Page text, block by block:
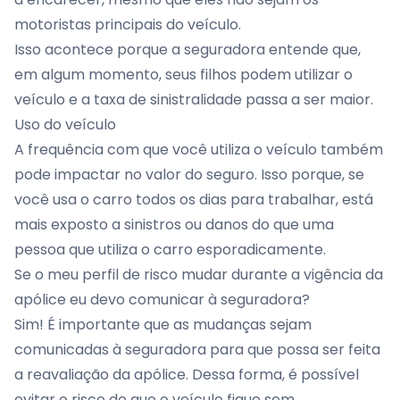
motoristas principais do veículo.
Isso acontece porque a seguradora entende que,
em algum momento, seus filhos podem utilizar o
veículo e a taxa de sinistralidade passa a ser maior.
Uso do veículo
A frequência com que você utiliza o veículo também
pode impactar no valor do seguro. Isso porque, se
você usa o carro todos os dias para trabalhar, está
mais exposto a sinistros ou danos do que uma
pessoa que utiliza o carro esporadicamente.
Se o meu perfil de risco mudar durante a vigência da
apólice eu devo comunicar à seguradora?
Sim! É importante que as mudanças sejam
comunicadas à seguradora para que possa ser feita
a reavaliação da apólice. Dessa forma, é possível